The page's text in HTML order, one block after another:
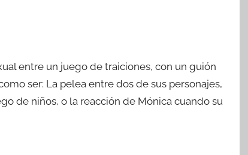
entre un juego de traiciones, con un guión
ser: La pelea entre dos de sus personajes,
de niños, o la reacción de Mónica cuando su